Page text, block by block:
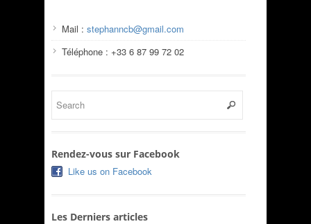
Mail : stephanncb@gmail.com
Téléphone : +33 6 87 99 72 02
Rendez-vous sur Facebook
Like us on Facebook
Les Derniers articles